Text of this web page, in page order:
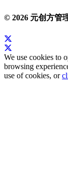
© 2026 元创方管
We use cookies to
browsing
use of cookies, or